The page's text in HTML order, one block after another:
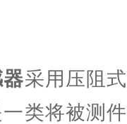
采用压阻
类将被测